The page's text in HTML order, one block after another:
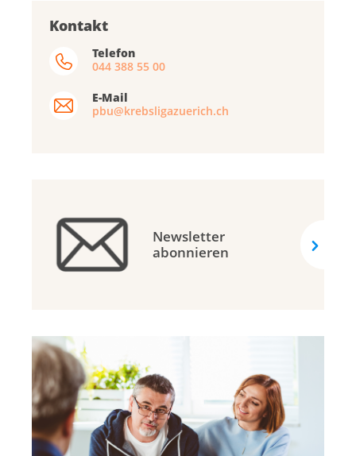
Kontakt
Telefon
044 388 55 00
E-Mail
pbu@krebsligazuerich.ch
Newsletter
abonnieren